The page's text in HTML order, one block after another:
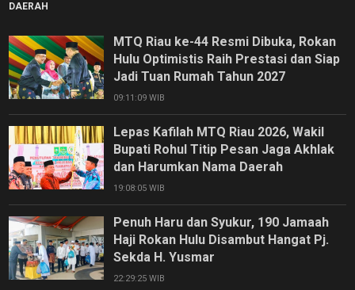
DAERAH
MTQ Riau ke-44 Resmi Dibuka, Rokan
Hulu Optimistis Raih Prestasi dan Siap
Jadi Tuan Rumah Tahun 2027
09:11:09 WIB
Lepas Kafilah MTQ Riau 2026, Wakil
Bupati Rohul Titip Pesan Jaga Akhlak
dan Harumkan Nama Daerah
19:08:05 WIB
Penuh Haru dan Syukur, 190 Jamaah
Haji Rokan Hulu Disambut Hangat Pj.
Sekda H. Yusmar
22:29:25 WIB